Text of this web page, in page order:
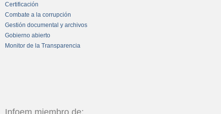
Certificación
Combate a la corrupción
Gestión documental y archivos
Gobierno abierto
Monitor de la Transparencia
Infoem miembro de: